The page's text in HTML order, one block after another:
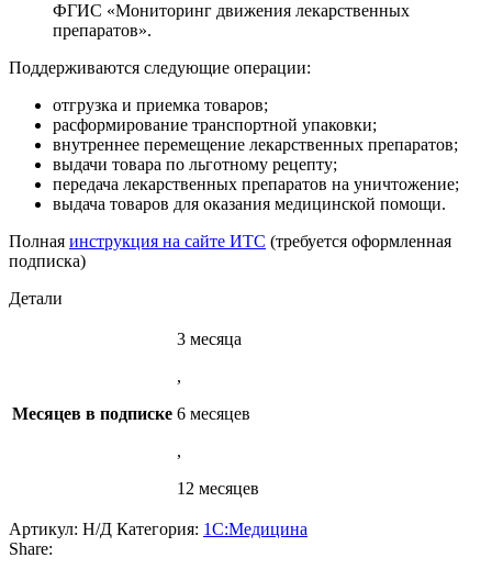
ФГИС «Мониторинг движения лекарственных
препаратов».
Поддерживаются следующие операции:
отгрузка и приемка товаров;
расформирование транспортной упаковки;
внутреннее перемещение лекарственных препаратов;
выдачи товара по льготному рецепту;
передача лекарственных препаратов на уничтожение;
выдача товаров для оказания медицинской помощи.
Полная инструкция на сайте ИТС (требуется оформленная
подписка)
Детали
Месяцев в подписке
3 месяца
,
6 месяцев
,
12 месяцев
Артикул: Н/Д Категория: 1С:Медицина
Share: